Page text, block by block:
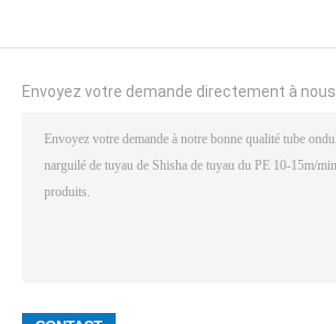
Envoyez votre demande directement à nous